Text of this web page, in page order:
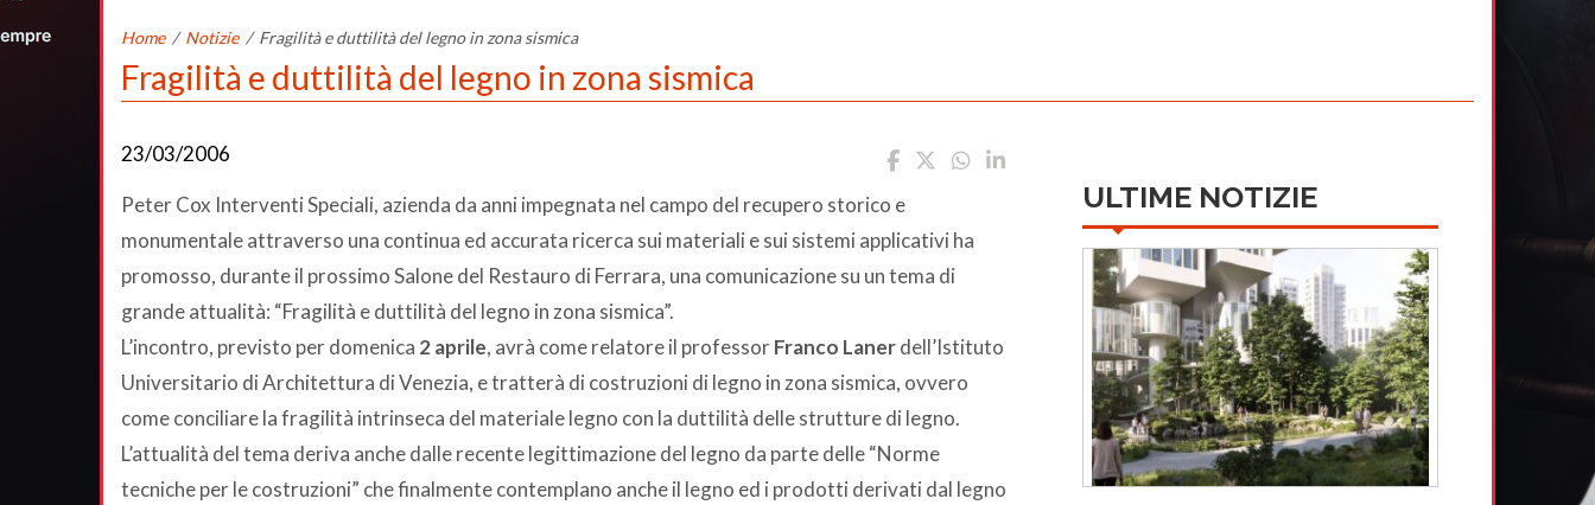
Home / Notizie / Fragilità e duttilità del legno in zona sismica
Fragilità e duttilità del legno in zona sismica
23/03/2006
Peter Cox Interventi Speciali, azienda da anni impegnata nel campo del recupero storico e
monumentale attraverso una continua ed accurata ricerca sui materiali e sui sistemi applicativi ha
promosso, durante il prossimo Salone del Restauro di Ferrara, una comunicazione su un tema di
grande attualità: “Fragilità e duttilità del legno in zona sismica”.
L’incontro, previsto per domenica 2 aprile, avrà come relatore il professorFranco Lanerdell’Istituto
Universitario di Architettura di Venezia, e tratterà di costruzioni di legno in zona sismica, ovvero
come conciliare la fragilità intrinseca del materiale legno con la duttilità delle strutture di legno.
L’attualità del tema deriva anche dalle recente legittimazione del legno da parte delle “Norme
tecniche per le costruzioni” che finalmente contemplano anche il legno ed i prodotti derivati dal legno
ULTIME NOTIZIE